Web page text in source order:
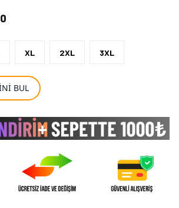
XL 2XL 3XL